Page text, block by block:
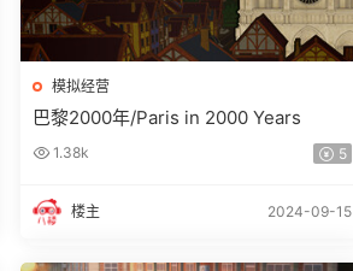
模拟经营
巴黎2000年/Paris in 2000 Years
1.38k 5
楼主 2024-09-15